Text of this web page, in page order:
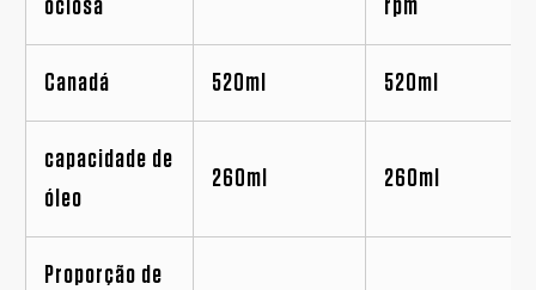
ociosa
rpm
Canadá 520ml 520ml
capacidade de
óleo
260ml 260ml
Proporção de